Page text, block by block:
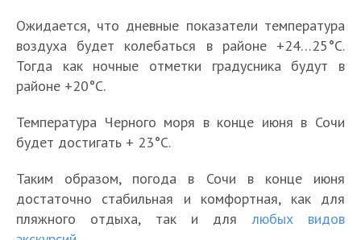
Ожидается, что дневные показатели температура
воздуха будет колебаться в районе +24…25°С.
Тогда как ночные отметки градусника будут в
районе +20°С.
Температура Черного моря в конце июня в Сочи
будет достигать + 23°С.
Таким образом, погода в Сочи в конце июня
достаточно стабильная и комфортная, как для
пляжного отдыха, так и длялюбых видов